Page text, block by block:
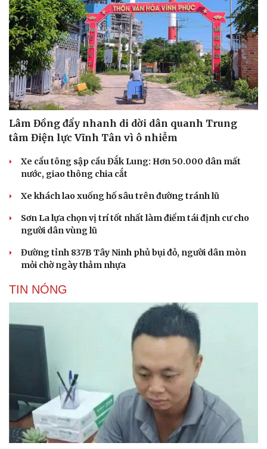
Lâm Đồng đẩy nhanh di dời dân quanh Trung
tâm Điện lực Vĩnh Tân vì ô nhiễm
Xe cẩu tông sập cầu Đắk Lung: Hơn 50.000 dân mất
nước, giao thông chia cắt
Xe khách lao xuống hố sâu trên đường tránh lũ
Sơn La lựa chọn vị trí tốt nhất làm điểm tái định cư cho
người dân vùng lũ
Đường tỉnh 837B Tây Ninh phủ bụi đỏ, người dân mòn
mỏi chờ ngày thảm nhựa
TIN NÓNG